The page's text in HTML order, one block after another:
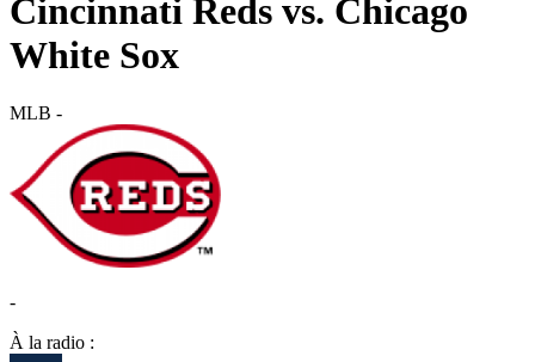
Cincinnati Reds vs. Chicago
White Sox
MLB -
-
À la radio :